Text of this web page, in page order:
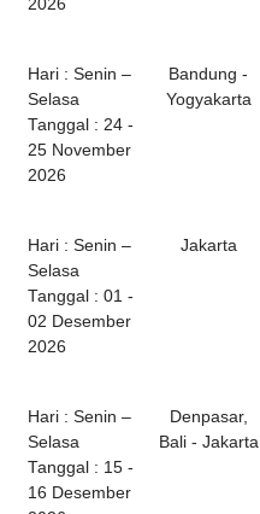
2026
Hari : Senin –
Selasa
Tanggal : 24 -
25 November
2026
Bandung -
Yogyakarta
Hari : Senin –
Selasa
Tanggal : 01 -
02 Desember
2026
Jakarta
Hari : Senin –
Selasa
Tanggal : 15 -
16 Desember
Denpasar,
Bali - Jakarta